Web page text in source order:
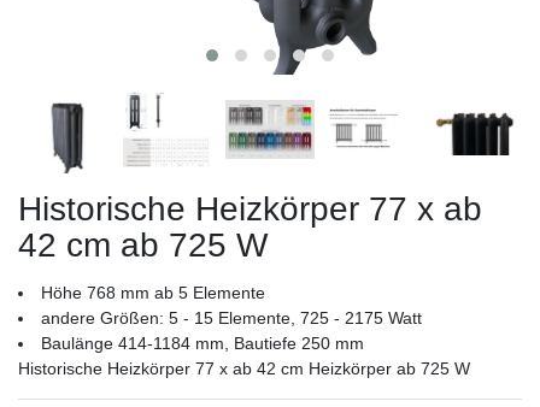
Historische Heizkörper 77 x ab
42 cm ab 725 W
Höhe 768 mm ab 5 Elemente
andere Größen: 5 - 15 Elemente, 725 - 2175 Watt
Baulänge 414-1184 mm, Bautiefe 250 mm
Historische Heizkörper 77 x ab 42 cm Heizkörper ab 725 W